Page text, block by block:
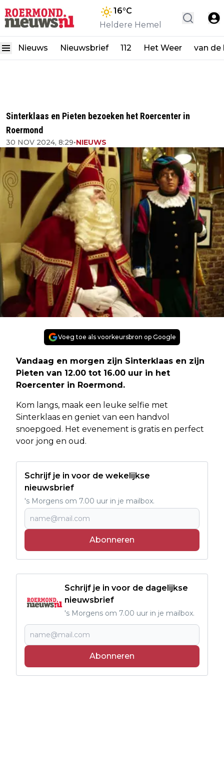
16°C
Heldere Hemel
Nieuws Nieuwsbrief 112 Het Weer van de
Sinterklaas en Pieten bezoeken het Roercenter in
Roermond
30 NOV 2024, 8:29•NIEUWS
Voeg toe als voorkeursbron op Google
Vandaag en morgen zijn Sinterklaas en zijn
Pieten van 12.00 tot 16.00 uur in het
Roercenter in Roermond.
Kom langs, maak een leuke selfie met
Sinterklaas en geniet van een handvol
snoepgoed. Het evenement is gratis en perfect
voor jong en oud.
Schrijf je in voor de wekelijkse
nieuwsbrief
's Morgens om 7.00 uur in je mailbox.
Abonneren
Schrijf je in voor de dagelijkse
nieuwsbrief
's Morgens om 7.00 uur in je mailbox.
Abonneren